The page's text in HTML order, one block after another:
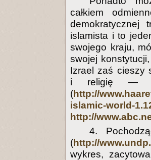
całkiem
demokratycznej
islamista i to
swojego kraju,
swojej
Izrael zaś cieszy
i religię —
(http://
islamic-world-
http://
4.
(http://
wykres,